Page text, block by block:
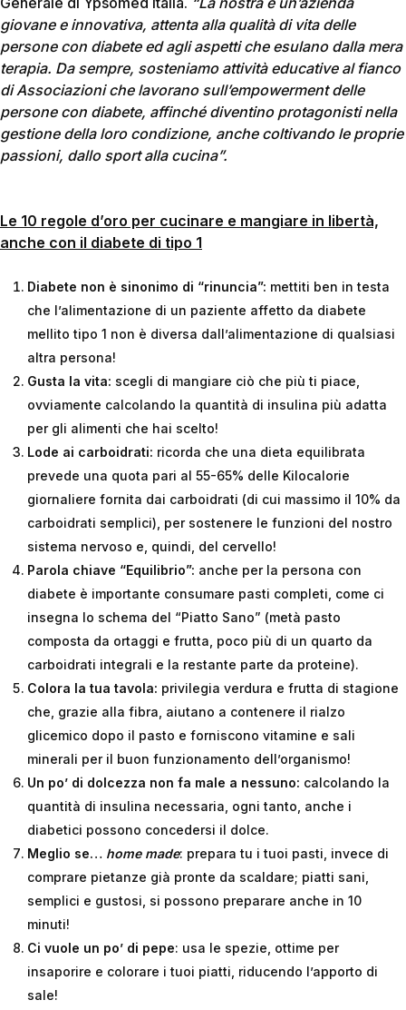
giovane e innovativa, attenta alla qualità di vita delle
persone con diabete ed agli aspetti che esulano dalla mera
terapia. Da sempre, sosteniamo attività educative al fianco
di Associazioni che lavorano sull’empowerment delle
persone con diabete, affinché diventino protagonisti nella
gestione della loro condizione, anche coltivando le proprie
passioni, dallo sport alla cucina”.
Le 10 regole d’oro per cucinare e mangiare in libertà,
anche con il diabete di tipo 1
Diabete non è sinonimo di “rinuncia”: mettiti ben in testa
che l’alimentazione di un paziente affetto da diabete
mellito tipo 1 non è diversa dall’alimentazione di qualsiasi
altra persona!
Gusta la vita: scegli di mangiare ciò che più ti piace,
ovviamente calcolando la quantità di insulina più adatta
per gli alimenti che hai scelto!
Lode ai carboidrati: ricorda che una dieta equilibrata
prevede una quota pari al 55-65% delle Kilocalorie
giornaliere fornita dai carboidrati (di cui massimo il 10% da
carboidrati semplici), per sostenere le funzioni del nostro
sistema nervoso e, quindi, del cervello!
Parola chiave “Equilibrio”: anche per la persona con
diabete è importante consumare pasti completi, come ci
insegna lo schema del “Piatto Sano” (metà pasto
composta da ortaggi e frutta, poco più di un quarto da
carboidrati integrali e la restante parte da proteine).
Colora la tua tavola: privilegia verdura e frutta di stagione
che, grazie alla fibra, aiutano a contenere il rialzo
glicemico dopo il pasto e forniscono vitamine e sali
minerali per il buon funzionamento dell’organismo!
Un po’ di dolcezza non fa male a nessuno: calcolando la
quantità di insulina necessaria, ogni tanto, anche i
diabetici possono concedersi il dolce.
Meglio se… home made: prepara tu i tuoi pasti, invece di
comprare pietanze già pronte da scaldare; piatti sani,
semplici e gustosi, si possono preparare anche in 10
minuti!
Ci vuole un po’ di pepe: usa le spezie, ottime per
insaporire e colorare i tuoi piatti, riducendo l’apporto di
sale!